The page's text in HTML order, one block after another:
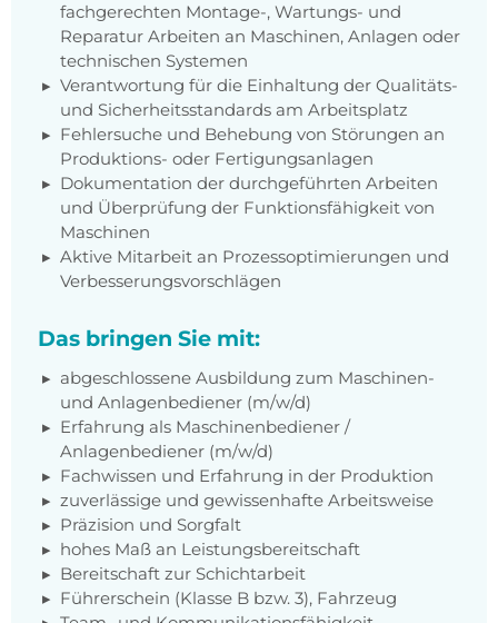
fachgerechten Montage-, Wartungs- und
Reparatur Arbeiten an Maschinen, Anlagen oder
technischen Systemen
Verantwortung für die Einhaltung der Qualitäts-
und Sicherheitsstandards am Arbeitsplatz
Fehlersuche und Behebung von Störungen an
Produktions- oder Fertigungsanlagen
Dokumentation der durchgeführten Arbeiten
und Überprüfung der Funktionsfähigkeit von
Maschinen
Aktive Mitarbeit an Prozessoptimierungen und
Verbesserungsvorschlägen
Das bringen Sie mit:
abgeschlossene Ausbildung zum Maschinen-
und Anlagenbediener (m/w/d)
Erfahrung als Maschinenbediener /
Anlagenbediener (m/w/d)
Fachwissen und Erfahrung in der Produktion
zuverlässige und gewissenhafte Arbeitsweise
Präzision und Sorgfalt
hohes Maß an Leistungsbereitschaft
Bereitschaft zur Schichtarbeit
Führerschein (Klasse B bzw. 3), Fahrzeug